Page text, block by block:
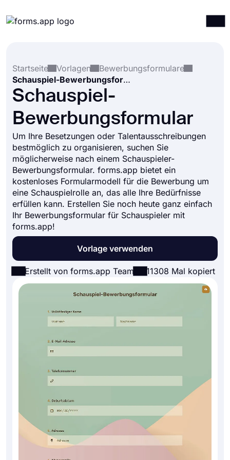
Integrationen
Vorlagen
Ressourcen
Startseite
Vorlagen
Bewerbungsformulare
Schauspiel-Bewerbungsformular
Schauspiel-
Bewerbungsformular
Um Ihre Besetzungen oder Talentausschreibungen
bestmöglich zu organisieren, suchen Sie
möglicherweise nach einem Schauspieler-
Bewerbungsformular. forms.app bietet ein
kostenloses Formularmodell für die Bewerbung um
eine Schauspielrolle an, das alle Ihre Bedürfnisse
erfüllen kann. Erstellen Sie noch heute ganz einfach
Ihr Bewerbungsformular für Schauspieler mit
forms.app!
Vorlage verwenden
Erstellt von forms.app Team 11308 Mal kopiert